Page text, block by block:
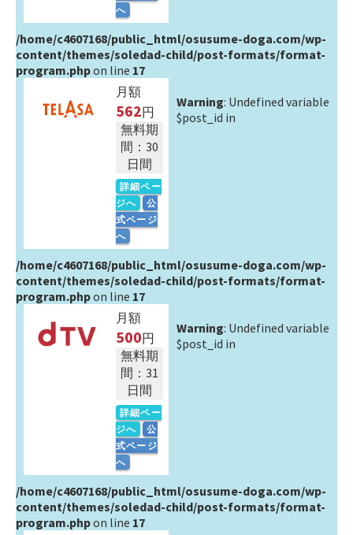
へ
/home/c4607168/public_html/osusume-doga.com/wp-
content/themes/soledad-child/post-formats/format-
program.phpon line 17
月額
562円
無料期
間：30
日間
詳細ペー
ジへ
公
式ページ
へ
Warning: Undefined variable
$post_id in
/home/c4607168/public_html/osusume-doga.com/wp-
content/themes/soledad-child/post-formats/format-
program.phpon line 17
月額
500円
無料期
間：31
日間
詳細ペー
ジへ
公
式ページ
へ
Warning: Undefined variable
$post_id in
/home/c4607168/public_html/osusume-doga.com/wp-
content/themes/soledad-child/post-formats/format-
program.phpon line 17